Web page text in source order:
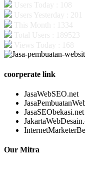
coorperate link
JasaWebSEO.net
JasaSEObekasi.net
Our Mitra